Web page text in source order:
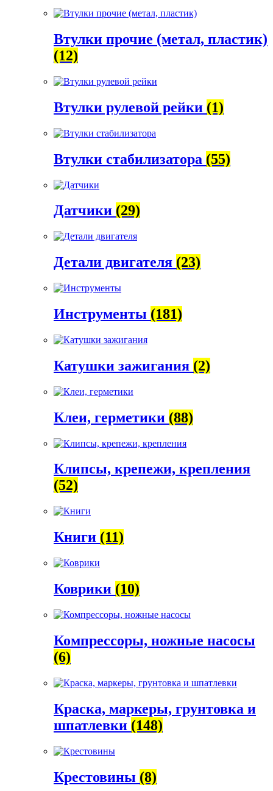
Втулки прочие (метал, пластик)
(12)
Втулки рулевой рейки (1)
Втулки стабилизатора (55)
Датчики (29)
Детали двигателя (23)
Инструменты (181)
Катушки зажигания (2)
Клеи, герметики (88)
Клипсы, крепежи, крепления
(52)
Книги (11)
Коврики (10)
Компрессоры, ножные насосы
(6)
Краска, маркеры, грунтовка и
шпатлевки (148)
Крестовины (8)